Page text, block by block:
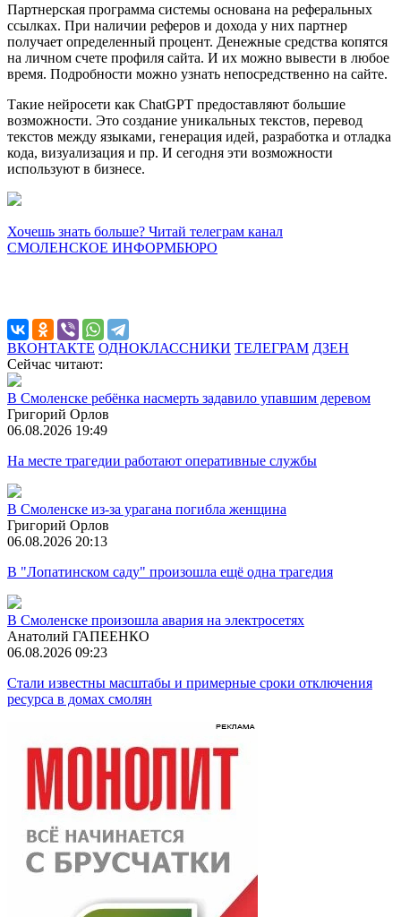
Партнерская программа системы основана на реферальных
ссылках. При наличии реферов и дохода у них партнер
получает определенный процент. Денежные средства копятся
на личном счете профиля сайта. И их можно вывести в любое
время. Подробности можно узнать непосредственно на сайте.
Такие нейросети как ChatGPT предоставляют большие
возможности. Это создание уникальных текстов, перевод
текстов между языками, генерация идей, разработка и отладка
кода, визуализация и пр. И сегодня эти возможности
используют в бизнесе.
Хочешь знать больше? Читай телеграм канал
СМОЛЕНСКОЕ ИНФОРМБЮРО
ВКОНТАКТЕ ОДНОКЛАССНИКИ ТЕЛЕГРАМ ДЗЕН
Сейчас читают:
В Смоленске ребёнка насмерть задавило упавшим деревом
Григорий Орлов
06.08.2026 19:49
На месте трагедии работают оперативные службы
В Смоленске из-за урагана погибла женщина
Григорий Орлов
06.08.2026 20:13
В "Лопатинском саду" произошла ещё одна трагедия
В Смоленске произошла авария на электросетях
Анатолий ГАПЕЕНКО
06.08.2026 09:23
Стали известны масштабы и примерные сроки отключения
ресурса в домах смолян